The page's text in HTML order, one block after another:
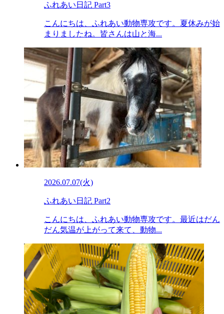
ふれあい日記 Part3
こんにちは、ふれあい動物専攻です。夏休みが始
まりましたね。皆さんは山と海...
2026.07.07(火)
ふれあい日記 Part2
こんにちは、ふれあい動物専攻です。最近はだん
だん気温が上がって来て、動物...